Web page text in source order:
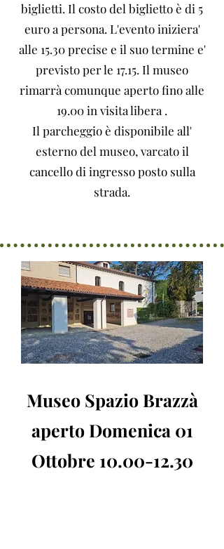
biglietti. Il costo del biglietto è di 5
euro a persona. L'evento iniziera'
alle 15.30 precise e il suo termine e'
previsto per le 17.15. Il museo
rimarrà comunque aperto fino alle
19.00 in visita libera .
Il parcheggio è disponibile all'
esterno del museo, varcato il
cancello di ingresso posto sulla
strada.
Museo Spazio Brazzà
aperto Domenica 01
Ottobre 10.00-12.30